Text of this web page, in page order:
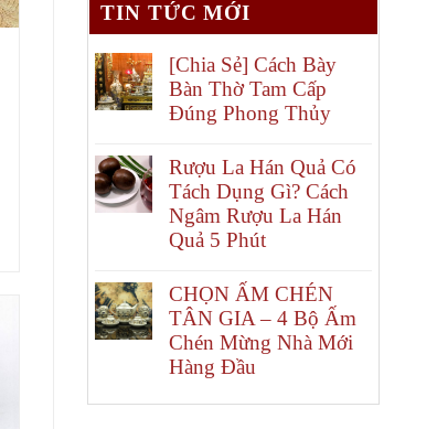
TIN TỨC MỚI
[Chia Sẻ] Cách Bày
Bàn Thờ Tam Cấp
Đúng Phong Thủy
Rượu La Hán Quả Có
Tách Dụng Gì? Cách
Ngâm Rượu La Hán
Quả 5 Phút
CHỌN ẤM CHÉN
TÂN GIA – 4 Bộ Ấm
Chén Mừng Nhà Mới
Hàng Đầu